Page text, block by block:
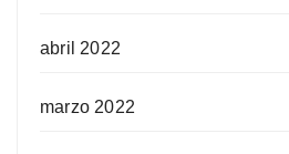
abril 2022
marzo 2022